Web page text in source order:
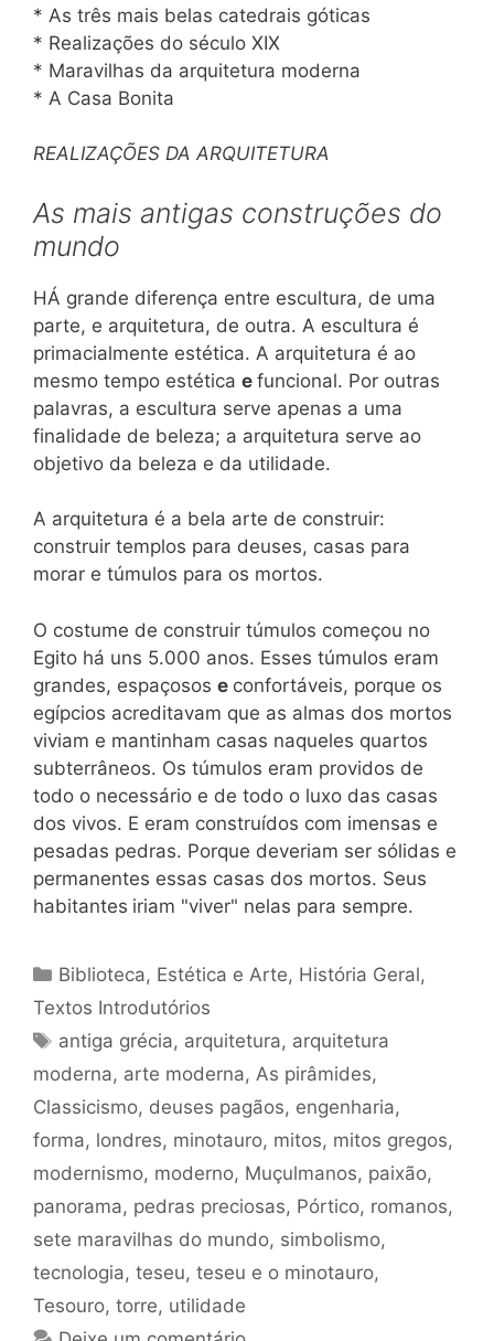
* As três mais belas catedrais góticas
* Realizações do século XIX
* Maravilhas da arquitetura moderna
* A Casa Bonita
REALIZAÇÕES DA ARQUITETURA
As mais antigas construções do
mundo
HÁ grande diferença entre escultura, de uma
parte, e arquitetura, de outra. A escultura é
primacialmente estética. A arquitetura é ao
mesmo tempo estética e funcional. Por outras
palavras, a escultura serve apenas a uma
finalidade de beleza; a arquitetura serve ao
objetivo da beleza e da utilidade.
A arquitetura é a bela arte de construir:
construir templos para deuses, casas para
morar e túmulos para os mortos.
O costume de construir túmulos começou no
Egito há uns 5.000 anos. Esses túmulos eram
grandes, espaçosos e confortáveis, porque os
egípcios acreditavam que as almas dos mortos
viviam e mantinham casas naqueles quartos
subterrâneos. Os túmulos eram providos de
todo o necessário e de todo o luxo das casas
dos vivos. E eram construídos com imensas e
pesadas pedras. Porque deveriam ser sólidas e
permanentes essas casas dos mortos. Seus
habitantes iriam "viver" nelas para sempre.
Categorias
Biblioteca, Estética e Arte, História Geral,
Textos Introdutórios
Tags
antiga grécia, arquitetura, arquitetura
moderna, arte moderna, As pirâmides,
Classicismo, deuses pagãos, engenharia,
forma, londres, minotauro, mitos, mitos gregos,
modernismo, moderno, Muçulmanos, paixão,
panorama, pedras preciosas, Pórtico, romanos,
sete maravilhas do mundo, simbolismo,
tecnologia, teseu, teseu e o minotauro,
Tesouro, torre, utilidade